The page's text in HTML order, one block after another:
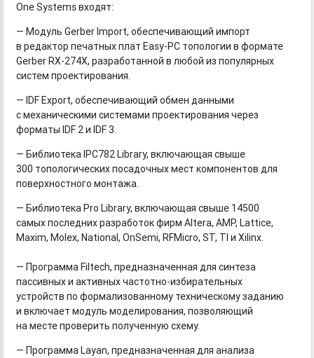
One Systems входят:
— Модуль Gerber Import, обеспечивающий импорт
в редактор печатных платEasy-PC топологии в формате
GerberRX-274X, разработанной в любой из популярных
систем проектирования.
— IDF Export, обеспечивающий обмен данными
с механическими системами проектирования через
форматы IDF 2 и IDF 3.
— Библиотека IPC782 Library, включающая свыше
300 топологических посадочных мест компонентов для
поверхностного монтажа.
— Библиотека Pro Library, включающая свыше 14500
самых последних разработок фирм Altera, AMP, Lattice,
Maxim, Molex, National, OnSemi, RFMicro, ST, TI и Xilinx.
— Программа Filtech, предназначенная для синтеза
пассивных и активныхчастотно-избирательных
устройств по формализованному техническому заданию
и включает модуль моделирования, позволяющий
на месте проверить полученную схему.
— Программа Layan, предназначенная для анализа